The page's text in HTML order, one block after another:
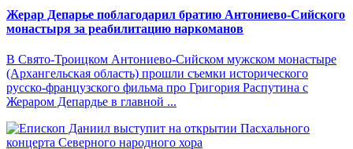
Жерар Депарье поблагодарил братию Антониево-Сийского
монастыря за реабилитацию наркоманов
В Свято-Троицком Антониево-Сийском мужском монастыре
(Архангельская область) прошли съемки исторического
русско-французского фильма про Григория Распутина с
Жераром Депардье в главной ...